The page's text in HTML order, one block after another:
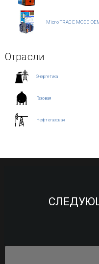
Micro TRACE MODE
Отрасли
Энергетика
Газовая
Нефтегазовая